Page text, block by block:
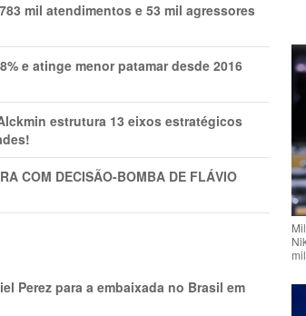
mil atendimentos e 53 mil agressores
e atinge menor patamar desde 2016
estrutura 13 eixos estratégicos
COM DECISÃO-BOMBA DE FLÁVIO
Perez para a embaixada no Brasil em